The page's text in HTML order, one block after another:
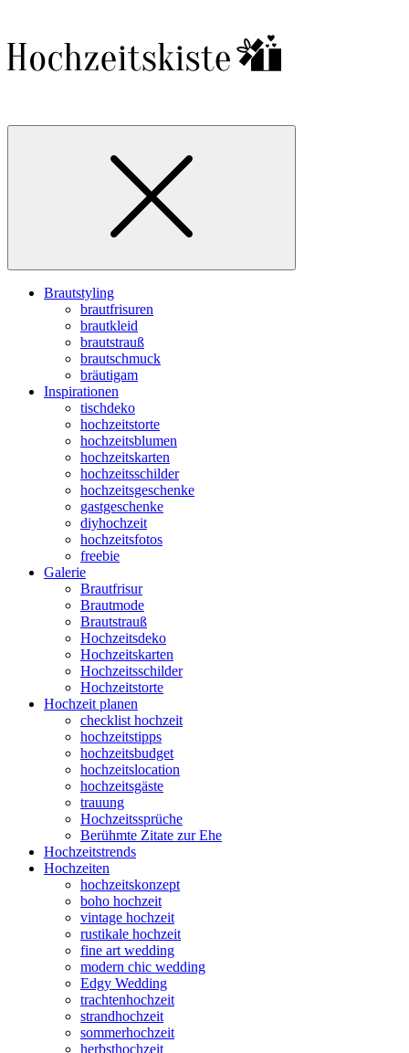
Brautstyling
brautfrisuren
brautkleid
brautstrauß
brautschmuck
bräutigam
Inspirationen
tischdeko
hochzeitstorte
hochzeitsblumen
hochzeitskarten
hochzeitsschilder
hochzeitsgeschenke
gastgeschenke
diyhochzeit
hochzeitsfotos
freebie
Galerie
Brautfrisur
Brautmode
Brautstrauß
Hochzeitsdeko
Hochzeitskarten
Hochzeitsschilder
Hochzeitstorte
Hochzeit planen
checklist hochzeit
hochzeitstipps
hochzeitsbudget
hochzeitslocation
hochzeitsgäste
trauung
Hochzeitssprüche
Berühmte Zitate zur Ehe
Hochzeitstrends
Hochzeiten
hochzeitskonzept
boho hochzeit
vintage hochzeit
rustikale hochzeit
fine art wedding
modern chic wedding
Edgy Wedding
trachtenhochzeit
strandhochzeit
sommerhochzeit
herbsthochzeit